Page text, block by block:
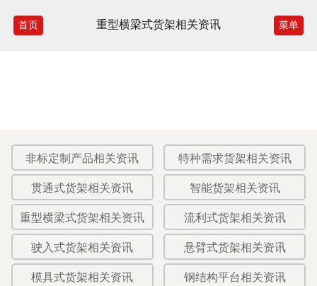
首页 重型横梁式货架相关资讯 菜单
非标定制产品相关资讯 特种需求货架相关资讯
贯通式货架相关资讯 智能货架相关资讯
重型横梁式货架相关资讯 流利式货架相关资讯
驶入式货架相关资讯 悬臂式货架相关资讯
模具式货架相关资讯 钢结构平台相关资讯